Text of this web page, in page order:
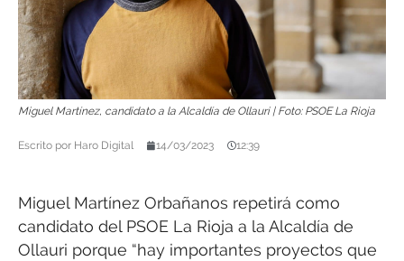
Miguel Martínez, candidato a la Alcaldía de Ollauri | Foto: PSOE La Rioja
Escrito por Haro Digital 14/03/2023 12:39
Miguel Martínez Orbañanos repetirá como
candidato del PSOE La Rioja a la Alcaldía de
Ollauri porque “hay importantes proyectos que